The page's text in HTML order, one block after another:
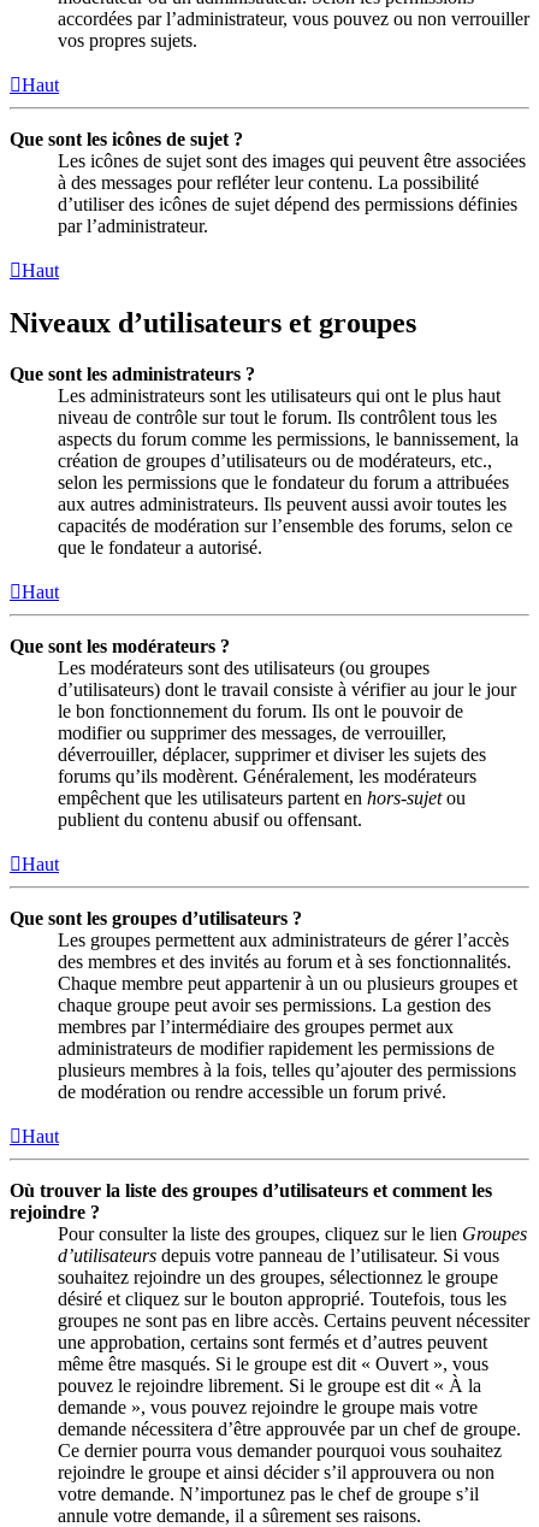
accordées par l’administrateur, vous pouvez ou non verrouiller
vos propres sujets.
Haut
Que sont les icônes de sujet ?
Les icônes de sujet sont des images qui peuvent être associées
à des messages pour refléter leur contenu. La possibilité
d’utiliser des icônes de sujet dépend des permissions définies
par l’administrateur.
Haut
Niveaux d’utilisateurs et groupes
Que sont les administrateurs ?
Les administrateurs sont les utilisateurs qui ont le plus haut
niveau de contrôle sur tout le forum. Ils contrôlent tous les
aspects du forum comme les permissions, le bannissement, la
création de groupes d’utilisateurs ou de modérateurs, etc.,
selon les permissions que le fondateur du forum a attribuées
aux autres administrateurs. Ils peuvent aussi avoir toutes les
capacités de modération sur l’ensemble des forums, selon ce
que le fondateur a autorisé.
Haut
Que sont les modérateurs ?
Les modérateurs sont des utilisateurs (ou groupes
d’utilisateurs) dont le travail consiste à vérifier au jour le jour
le bon fonctionnement du forum. Ils ont le pouvoir de
modifier ou supprimer des messages, de verrouiller,
déverrouiller, déplacer, supprimer et diviser les sujets des
forums qu’ils modèrent. Généralement, les modérateurs
empêchent que les utilisateurs partent en hors-sujetou
publient du contenu abusif ou offensant.
Haut
Que sont les groupes d’utilisateurs ?
Les groupes permettent aux administrateurs de gérer l’accès
des membres et des invités au forum et à ses fonctionnalités.
Chaque membre peut appartenir à un ou plusieurs groupes et
chaque groupe peut avoir ses permissions. La gestion des
membres par l’intermédiaire des groupes permet aux
administrateurs de modifier rapidement les permissions de
plusieurs membres à la fois, telles qu’ajouter des permissions
de modération ou rendre accessible un forum privé.
Haut
Où trouver la liste des groupes d’utilisateurs et comment les
rejoindre ?
Pour consulter la liste des groupes, cliquez sur le lien Groupes
d’utilisateurs depuis votre panneau de l’utilisateur. Si vous
souhaitez rejoindre un des groupes, sélectionnez le groupe
désiré et cliquez sur le bouton approprié. Toutefois, tous les
groupes ne sont pas en libre accès. Certains peuvent nécessiter
une approbation, certains sont fermés et d’autres peuvent
même être masqués. Si le groupe est dit « Ouvert », vous
pouvez le rejoindre librement. Si le groupe est dit « À la
demande », vous pouvez rejoindre le groupe mais votre
demande nécessitera d’être approuvée par un chef de groupe.
Ce dernier pourra vous demander pourquoi vous souhaitez
rejoindre le groupe et ainsi décider s’il approuvera ou non
votre demande. N’importunez pas le chef de groupe s’il
annule votre demande, il a sûrement ses raisons.